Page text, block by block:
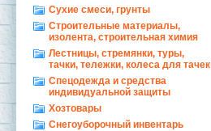
Сухие смеси, грунты
Строительные материалы,
изолента, строительная химия
Лестницы, стремянки, туры,
тачки, тележки, колеса для тачек
Спецодежда и средства
индивидуальной защиты
Хозтовары
Снегоуборочный инвентарь